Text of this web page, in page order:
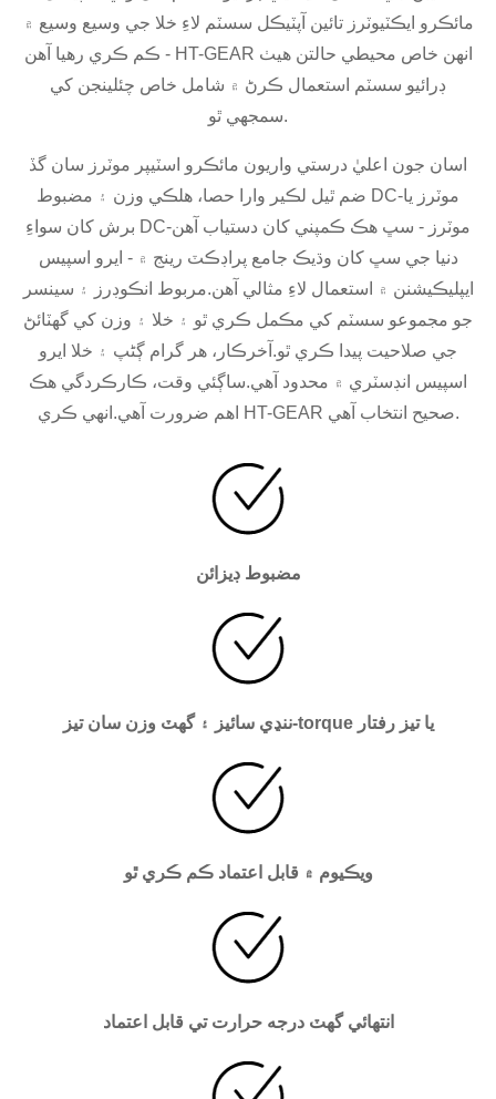
مائڪرو ايڪٽيوٽرز تائين آپٽيڪل سسٽم لاءِ خلا جي وسيع وسيع ۾
ڪم ڪري رهيا آهن - HT-GEAR انهن خاص محيطي حالتن هيٺ
ڊرائيو سسٽم استعمال ڪرڻ ۾ شامل خاص چئلينجن کي
سمجهي ٿو.
اسان جون اعليٰ درستي واريون مائڪرو اسٽيپر موٽرز سان گڏ
ضم ٿيل لڪير وارا حصا، هلڪي وزن ۽ مضبوط DC-موٽرز يا
برش کان سواءِ DC-موٽرز - سڀ هڪ ڪمپني کان دستياب آهن
دنيا جي سڀ کان وڌيڪ جامع پراڊڪٽ رينج ۾ - ايرو اسپيس
ايپليڪيشنن ۾ استعمال لاءِ مثالي آهن.مربوط انڪوڊرز ۽ سينسر
جو مجموعو سسٽم کي مڪمل ڪري ٿو ۽ خلا ۽ وزن کي گھٽائڻ
جي صلاحيت پيدا ڪري ٿو.آخرڪار، هر گرام ڳڻپ ۽ خلا ايرو
اسپيس انڊسٽري ۾ محدود آهي.ساڳئي وقت، ڪارڪردگي هڪ
اهم ضرورت آهي.انهي ڪري HT-GEAR صحيح انتخاب آهي.
مضبوط ڊيزائن
ننڍي سائيز ۽ گهٽ وزن سان تيز-torque يا تيز رفتار
ويڪيوم ۾ قابل اعتماد ڪم ڪري ٿو
انتهائي گهٽ درجه حرارت تي قابل اعتماد